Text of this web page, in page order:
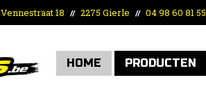
Vennestraat 18 // 2275 Gierle // 04 98 60 81 55
HOME PRODUCTEN